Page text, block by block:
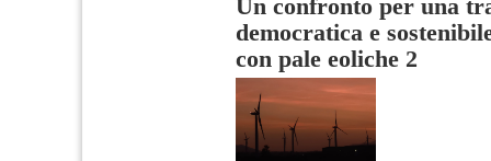
Un confronto per una
democratica e
con pale eoliche 2